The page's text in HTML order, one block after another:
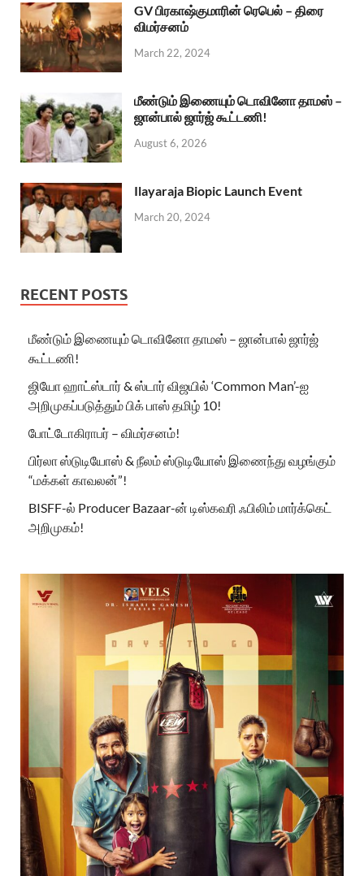
GV பிரகாஷ்குமாரின் ரெபெல் – திரை
விமர்சனம்
March 22, 2024
மீண்டும் இணையும் டொவினோ தாமஸ் –
ஜான்பால் ஜார்ஜ் கூட்டணி!
August 6, 2026
Ilayaraja Biopic Launch Event
March 20, 2024
RECENT POSTS
மீண்டும் இணையும் டொவினோ தாமஸ் – ஜான்பால் ஜார்ஜ்
கூட்டணி!
ஜியோ ஹாட்ஸ்டார் & ஸ்டார் விஜயில் ‘Common Man’-ஐ
அறிமுகப்படுத்தும் பிக் பாஸ் தமிழ் 10!
போட்டோகிராபர் – விமர்சனம்!
பிர்லா ஸ்டுடியோஸ் & நீலம் ஸ்டுடியோஸ் இணைந்து வழங்கும்
“மக்கள் காவலன்”!
BISFF-ல் Producer Bazaar-ன் டிஸ்கவரி ஃபிலிம் மார்க்கெட்
அறிமுகம்!